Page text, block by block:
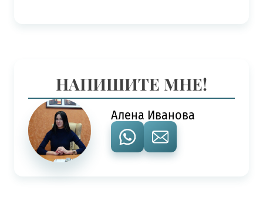
НАПИШИТЕ МНЕ!
Алена Иванова